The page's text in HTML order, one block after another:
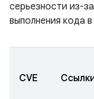
серьезности из-
выполнения кода
CVE